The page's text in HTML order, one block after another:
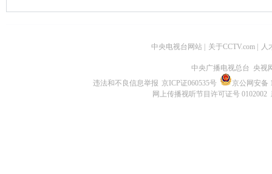
中央电视台网站 关于CCTV.com 人
中央广播电视总台 央视
违法和不良信息举报 京ICP证060535号
京公网安备
网上传播视听节目许可证号 0102002